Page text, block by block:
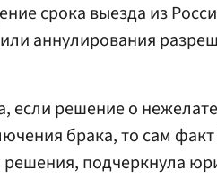
срока выезда из
аннулирования
если решение о
брака, то сам
подчеркнула